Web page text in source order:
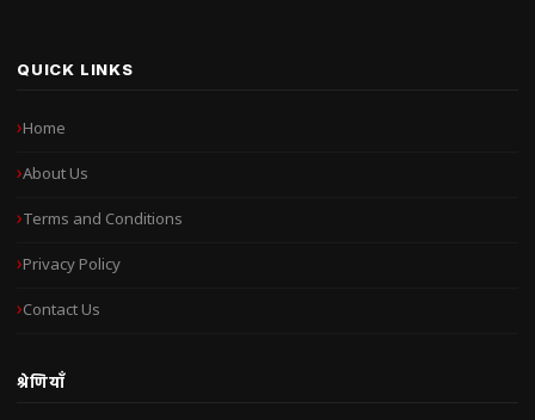
QUICK LINKS
Home
About Us
Terms and Conditions
Privacy Policy
Contact Us
श्रेणियाँ